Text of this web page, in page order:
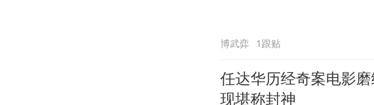
博武弈 1跟贴
任达华历经奇案电影
现堪称封神